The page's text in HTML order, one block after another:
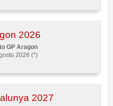
2026
GP Aragon
2026 (*)
2027